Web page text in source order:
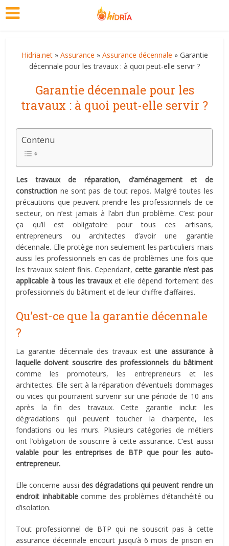
Hidria.net» Assurance » Assurance décennale » Garantie
décennale pour les travaux : à quoi peut-elle servir ?
Garantie décennale pour les
travaux : à quoi peut-elle servir ?
Contenu
Les travaux de réparation, d’aménagement et de
construction ne sont pas de tout repos. Malgré toutes les
précautions que peuvent prendre les professionnels de ce
secteur, on n’est jamais à l’abri d’un problème. C’est pour
ça qu’il est obligatoire pour tous ces artisans,
entrepreneurs ou architectes d’avoir une garantie
décennale. Elle protège non seulement les particuliers mais
aussi les professionnels en cas de problèmes une fois que
les travaux soient finis. Cependant, cette garantie n’est pas
applicable à tous les travauxet elle dépend fortement des
professionnels du bâtiment et de leur chiffre d’affaires.
Qu’est-ce que la garantie décennale
?
La garantie décennale des travaux estune assurance à
laquelle doivent souscrire des professionnels du bâtiment
comme les promoteurs, les entrepreneurs et les
architectes. Elle sert à la réparation d’éventuels dommages
ou vices qui pourraient survenir sur une période de 10 ans
après la fin des travaux. Cette garantie inclut les
dégradations qui peuvent toucher la charpente, les
fondations ou les murs. Plusieurs catégories de métiers
ont l’obligation de souscrire à cette assurance. C’est aussi
valable pour les entreprises de BTP que pour les auto-
entrepreneur.
Elle concerne aussi des dégradations qui peuvent rendre un
endroit inhabitablecomme des problèmes d’étanchéité ou
d’isolation.
Tout professionnel de BTP qui ne souscrit pas à cette
assurance décennale encourt jusqu’à 6 mois de prison en